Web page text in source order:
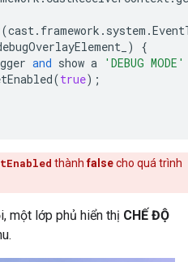
(cast. framework . system .
)
{
and show a 'DEBUG MODE'
(true);
thànhfalsecho quá trình
một lớp phủ hiển thị CHẾ ĐỘ